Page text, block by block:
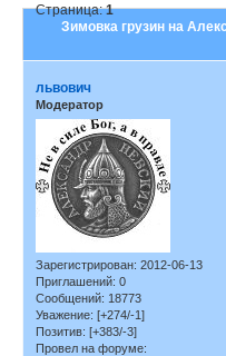
Зимовка грузин на
Страница:1
львович
Модератор
Зарегистрирован: 2012-06-13
Приглашений: 0
Сообщений: 18773
Уважение: [+274/-1]
Позитив: [+383/-3]
Провел на форуме: